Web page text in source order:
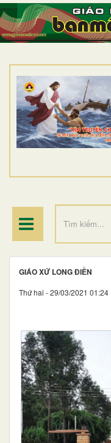
TRANG NHẤT
GIỚI THIỆU
DÒNG TU
BAN MỤC VỤ
ĐOÀN THỂ CG
ĐIỂM HÀNH HƯƠNG
GIÁO XỨ LONG ĐIỀN
Thứ hai - 29/03/2021 01:24